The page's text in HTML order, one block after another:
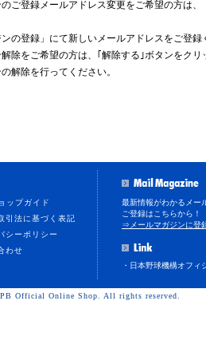
ご登録メールアドレス変更をご希望の方は
ンの登録」にて新しいメールアドレスをご登録
除をご希望の方は、｢解除する｣ボタンをク
解除を行ってください。
ップガイド
引法に基づく表記
シーポリシー
わせ
最新情報がわかるメー
ご登録はこちらから！
⇒メールマガジンに登
・日本野球機構オフィ
Official Online Shop. All rights reserved.